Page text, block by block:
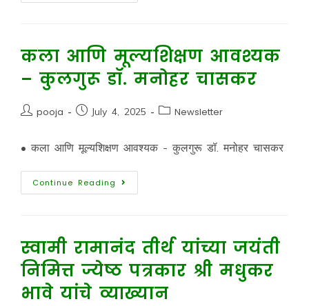
कला आणि मूल्यशिक्षण आवश्यक
– कुलगुरू डॉ. मनोहर चासकर
pooja July 4, 2025 Newsletter
• कला आणि मूल्यशिक्षण आवश्यक - कुलगुरू डॉ. मनोहर चासकर
Continue Reading
स्वामी रामानंद तीर्थ यांच्या जयंती
निमित्त ज्येष्ठ पत्रकार श्री मधुकर
भावे यांचे व्याख्यान